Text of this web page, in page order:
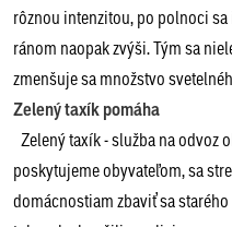
rôznou intenzitou, po polnoci
ránom naopak zvýši. Tým sa
zmenšuje sa množstvo
Zelený taxík pomáha
Zelený taxík - služba na odvoz
poskytujeme obyvateľom, sa
domácnostiam zbaviť sa